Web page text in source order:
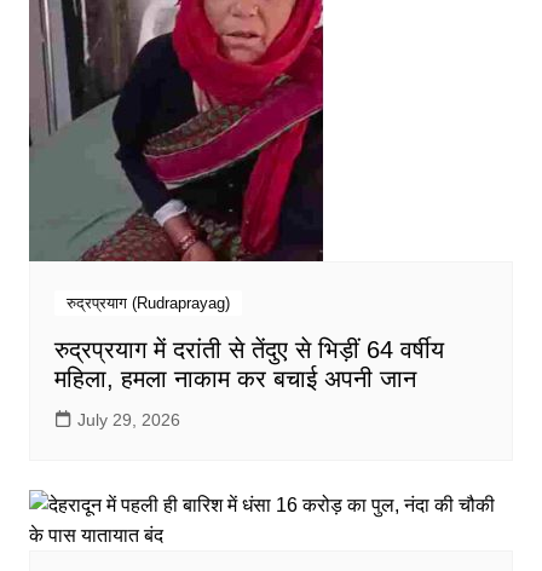
रुद्रप्रयाग (Rudraprayag)
रुद्रप्रयाग में दरांती से तेंदुए से भिड़ीं 64 वर्षीय
महिला, हमला नाकाम कर बचाई अपनी जान
July 29, 2026